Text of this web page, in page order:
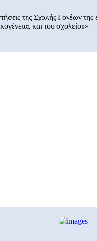
της Σχολής Γονέων
και του σχολείου»